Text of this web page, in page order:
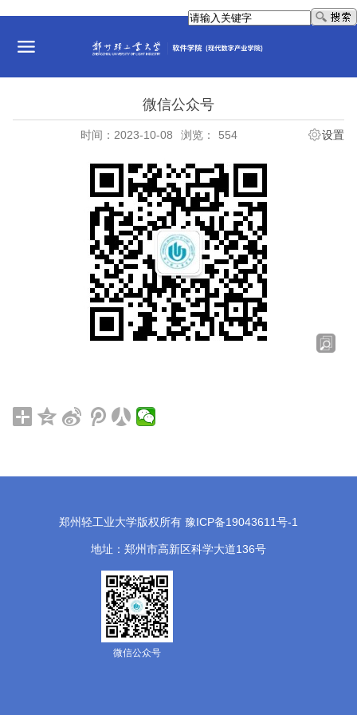
微信公众号
时间：2023-10-08 浏览： 554 设置
郑州轻工业大学版权所有 豫ICP备19043611号-1
地址：郑州市高新区科学大道136号
微信公众号